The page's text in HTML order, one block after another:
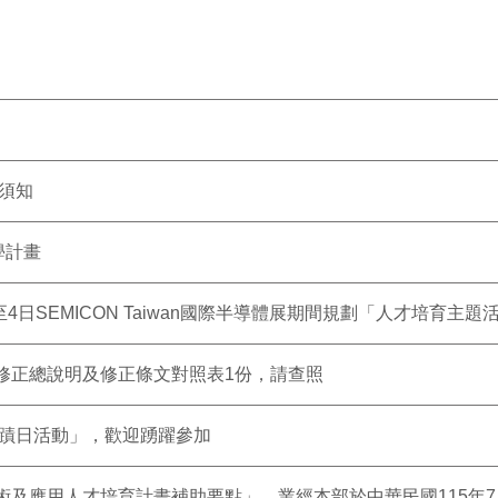
知
計畫
日SEMICON Taiwan國際半導體展期間規劃「人才培育主題
總說明及修正條文對照表1份，請查照
日活動」，歡迎踴躍參加